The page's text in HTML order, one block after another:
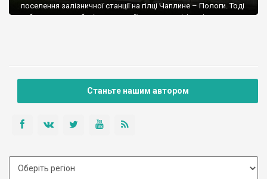
поселення залізничної станції на гілці Чаплине – Пологи. Тоді
ж було зведено будівлю станції, яка, до речі, і нині
Станьте нашим автором